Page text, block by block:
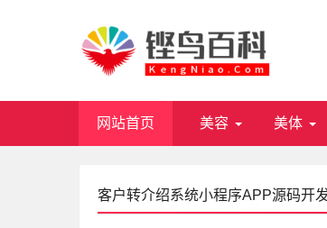
网站首页 美容 美体
客户转介绍系统小程序APP源码开